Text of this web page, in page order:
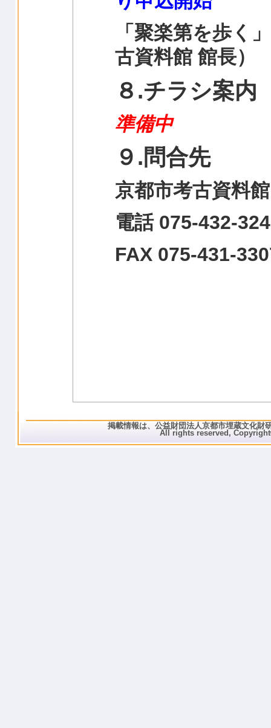
「聚楽第を歩く
古資料館 館長）
８.チラシ案内
準備中
９.問合先
京都市考古資料館
電話 075-432-
FAX 075-431-
掲載情報は、公益財団法人京都市埋蔵文化財
All rights reserved,